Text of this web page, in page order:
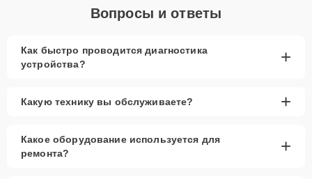
Вопросы и ответы
Как быстро проводится диагностика
устройства?
+
Какую технику вы обслуживаете? +
Какое оборудование используется для
ремонта?
+